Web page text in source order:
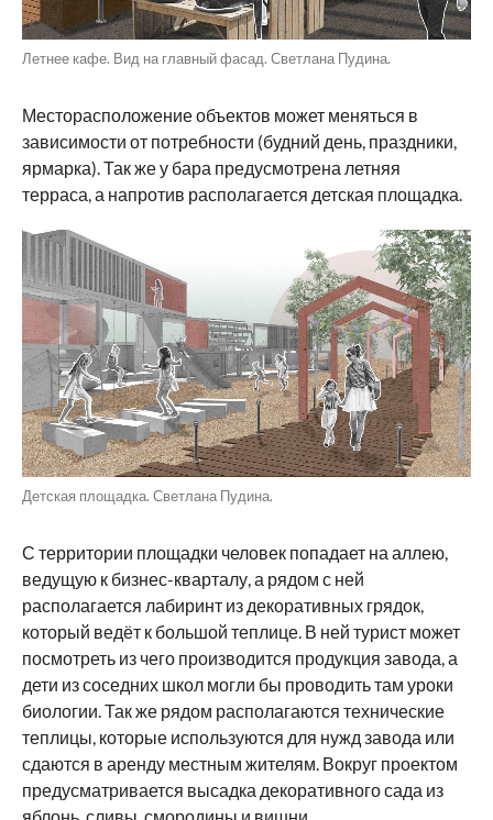
Летнее кафе. Вид на главный фасад. Светлана Пудина.
Месторасположение объектов может меняться в
зависимости от потребности (будний день, праздники,
ярмарка). Так же у бара предусмотрена летняя
терраса, а напротив располагается детская площадка.
Детская площадка. Светлана Пудина.
С территории площадки человек попадает на аллею,
ведущую к бизнес-кварталу, а рядом с ней
располагается лабиринт из декоративных грядок,
который ведёт к большой теплице. В ней турист может
посмотреть из чего производится продукция завода, а
дети из соседних школ могли бы проводить там уроки
биологии. Так же рядом располагаются технические
теплицы, которые используются для нужд завода или
сдаются в аренду местным жителям. Вокруг проектом
предусматривается высадка декоративного сада из